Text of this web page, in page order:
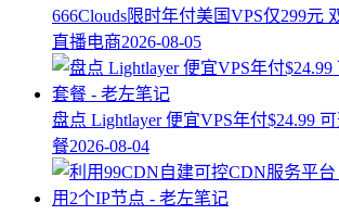
666Clouds限时年付美国VPS仅299元
直播电商2026-08-05
盘点 Lightlayer 便宜VPS年付$24.99
餐2026-08-04